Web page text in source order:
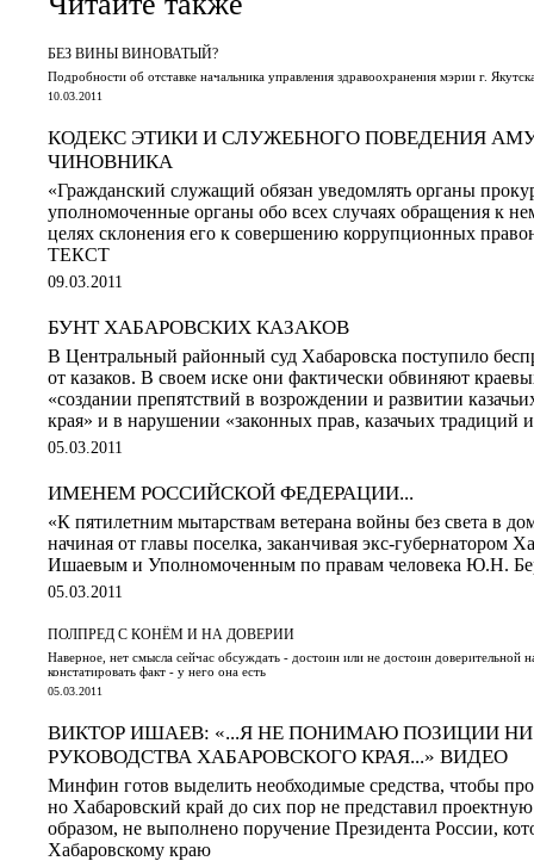
БЕЗ ВИНЫ ВИНОВАТЫЙ?
Подробности об отставке начальника управления здравоохранения мэрии г.
10.03.2011
КОДЕКС ЭТИКИ И СЛУЖЕБНОГО ПОВЕДЕНИЯ
ЧИНОВНИКА
«Гражданский служащий обязан уведомлять органы
уполномоченные органы обо всех случаях обращения к
целях склонения его к совершению коррупционных
ТЕКСТ
09.03.2011
БУНТ ХАБАРОВСКИХ КАЗАКОВ
В Центральный районный суд Хабаровска поступило
от казаков. В своем иске они фактически обвиняют
«создании препятствий в возрождении и развитии
края» и в нарушении «законных прав, казачьих традиций и
05.03.2011
ИМЕНЕМ РОССИЙСКОЙ ФЕДЕРАЦИИ...
«К пятилетним мытарствам ветерана войны без света в
начиная от главы поселка, заканчивая экс-губернатором
Ишаевым и Уполномоченным по правам человека Ю.Н.
05.03.2011
ПОЛПРЕД С КОНЁМ И НА ДОВЕРИИ
Наверное, нет смысла сейчас обсуждать - достоин или не достоин доверительной
констатировать факт - у него она есть
05.03.2011
ВИКТОР ИШАЕВ: «...Я НЕ ПОНИМАЮ ПОЗИЦИИ
РУКОВОДСТВА ХАБАРОВСКОГО КРАЯ...» ВИДЕО
Минфин готов выделить необходимые средства, чтобы
но Хабаровский край до сих пор не представил
образом, не выполнено поручение Президента России,
Хабаровскому краю